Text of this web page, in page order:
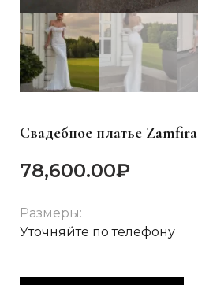
Свадебное платье Zamfira
78,600.00₽
Размеры:
Уточняйте по телефону